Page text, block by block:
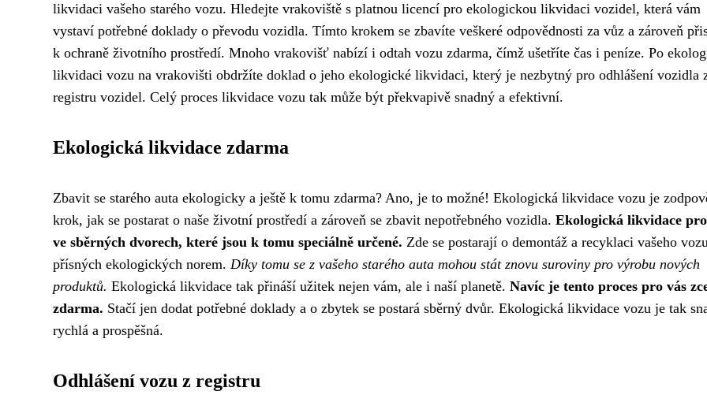
likvidaci vašeho starého vozu. Hledejte vrakoviště s platnou licencí pro ekologickou likvidaci vozidel, která vám
vystaví potřebné doklady o převodu vozidla. Tímto krokem se zbavíte veškeré odpovědnosti za vůz a zároveň
k ochraně životního prostředí. Mnoho vrakovišť nabízí i odtah vozu zdarma, čímž ušetříte čas i peníze. Po
likvidaci vozu na vrakovišti obdržíte doklad o jeho ekologické likvidaci, který je nezbytný pro odhlášení vozidla
registru vozidel. Celý proces likvidace vozu tak může být překvapivě snadný a efektivní.
Ekologická likvidace zdarma
Zbavit se starého auta ekologicky a ještě k tomu zdarma? Ano, je to možné! Ekologická likvidace vozu je
krok, jak se postarat o naše životní prostředí a zároveň se zbavit nepotřebného vozidla. Ekologická likvidace
ve sběrných dvorech, které jsou k tomu speciálně určené. Zde se postarají o demontáž a recyklaci vašeho
přísných ekologických norem. Díky tomu se z vašeho starého auta mohou stát znovu suroviny pro výrobu nových
produktů. Ekologická likvidace tak přináší užitek nejen vám, ale i naší planetě. Navíc je tento proces pro vás
zdarma. Stačí jen dodat potřebné doklady a o zbytek se postará sběrný dvůr. Ekologická likvidace vozu je tak
rychlá a prospěšná.
Odhlášení vozu z registru